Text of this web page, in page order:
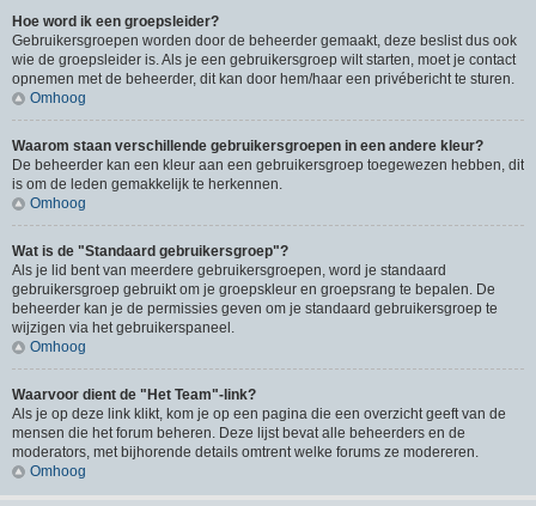
Hoe word ik een groepsleider?
Gebruikersgroepen worden door de beheerder gemaakt, deze beslist dus ook
wie de groepsleider is. Als je een gebruikersgroep wilt starten, moet je contact
opnemen met de beheerder, dit kan door hem/haar een privébericht te sturen.
Omhoog
Waarom staan verschillende gebruikersgroepen in een andere kleur?
De beheerder kan een kleur aan een gebruikersgroep toegewezen hebben, dit
is om de leden gemakkelijk te herkennen.
Omhoog
Wat is de "Standaard gebruikersgroep"?
Als je lid bent van meerdere gebruikersgroepen, word je standaard
gebruikersgroep gebruikt om je groepskleur en groepsrang te bepalen. De
beheerder kan je de permissies geven om je standaard gebruikersgroep te
wijzigen via het gebruikerspaneel.
Omhoog
Waarvoor dient de "Het Team"-link?
Als je op deze link klikt, kom je op een pagina die een overzicht geeft van de
mensen die het forum beheren. Deze lijst bevat alle beheerders en de
moderators, met bijhorende details omtrent welke forums ze modereren.
Omhoog